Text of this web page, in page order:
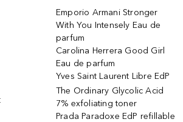
Emporio Armani Stronger
With You Intensely Eau de
parfum
Carolina Herrera Good Girl
Eau de parfum
Yves Saint Laurent Libre EdP
The Ordinary Glycolic Acid
7% exfoliating toner
Prada Paradoxe EdP refillable